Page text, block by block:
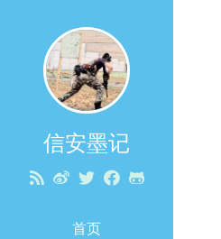
信安墨记
首页